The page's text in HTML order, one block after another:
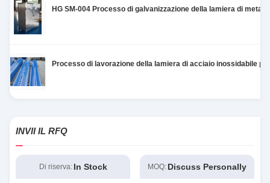
HG SM-004 Processo di galvanizzazione della lamiera di
Processo di lavorazione della lamiera di acciaio inossidabile
INVII IL RFQ
Di riserva: In Stock MOQ: Discuss Personally